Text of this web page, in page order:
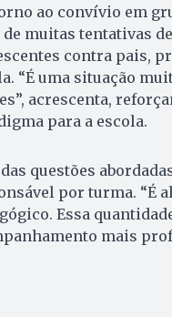
ao convívio em
de muitas tentativas
contra pais,
“É uma situação
acrescenta,
para a escola.
questões
por turma. “É
Essa
mais